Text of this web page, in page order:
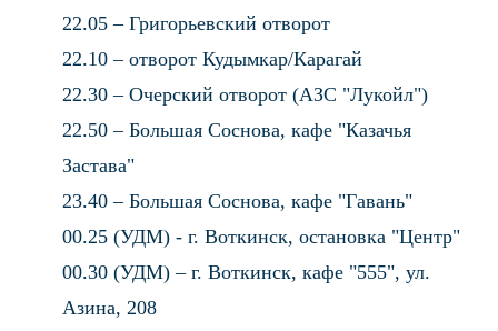
22.05 – Григорьевский отворот
22.10 – отворот Кудымкар/Карагай
22.30 – Очерский отворот (АЗС "Лукойл")
22.50 – Большая Соснова, кафе "Казачья
Застава"
23.40 – Большая Соснова, кафе "Гавань"
00.25 (УДМ) - г. Воткинск, остановка "Центр"
00.30 (УДМ) – г. Воткинск, кафе "555", ул.
Азина, 208